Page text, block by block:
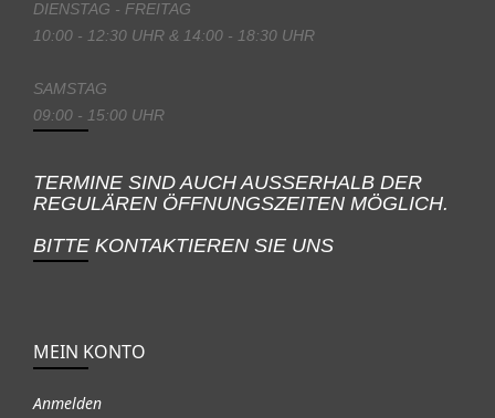
DIENSTAG - FREITAG
10:00 - 12:30 UHR & 14:00 - 18:30 UHR
SAMSTAG
09:00 - 15:00 UHR
TERMINE SIND AUCH AUSSERHALB DER
REGULÄREN ÖFFNUNGSZEITEN MÖGLICH.
BITTE KONTAKTIEREN SIE UNS
MEIN KONTO
Anmelden